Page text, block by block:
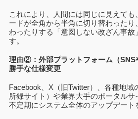
これにより、人間には同じに見えても
ードが全角から半角に切り替わった
わったりする「意図しない改ざん事故
す。
理由②：外部プラットフォーム（SNS
勝手な仕様変更
Facebook、X（旧Twitter）、各種地域
所録サイト）や業界大手のポータル
不定期にシステム全体のアップデート